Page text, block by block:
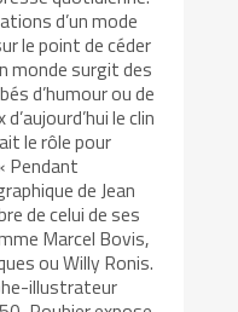
d’un mode
le point de céder
monde surgit des
d’humour ou de
le clin
le rôle pour
Pendant
de Jean
de celui de ses
Marcel Bovis,
ou Willy Ronis.
illustrateur